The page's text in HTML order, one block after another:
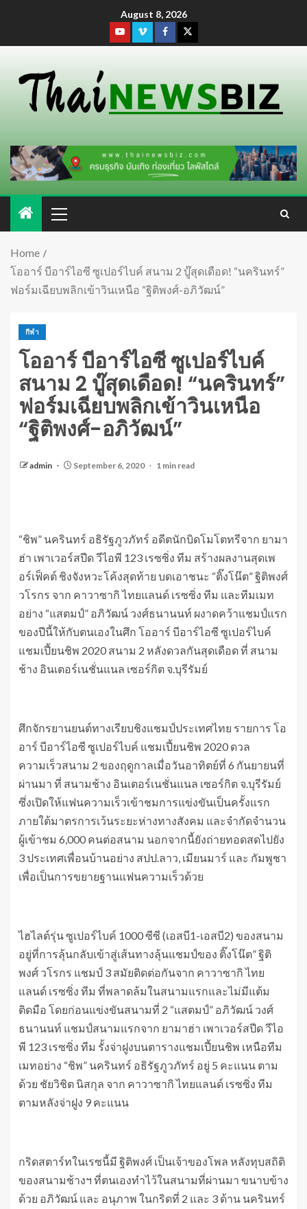
August 8, 2026
Home
โออาร์ บีอาร์ไอซี ซูเปอร์ไบค์ สนาม 2 บู๊สุดเดือด! “นครินทร์”
ฟอร์มเฉียบพลิกเข้าวินเหนือ “ฐิติพงศ์-อภิวัฒน์”
กีฬา
โออาร์ บีอาร์ไอซี ซูเปอร์ไบค์
สนาม 2 บู๊สุดเดือด! “นครินทร์”
ฟอร์มเฉียบพลิกเข้าวินเหนือ
“ฐิติพงศ์-อภิวัฒน์”
admin September 6, 2020 1 min read
“ชิพ” นครินทร์ อธิรัฐภูวภัทร์ อดีตนักบิดโมโตทรีจาก ยามา
ฮ่า เพาเวอร์สปีด วีไอพี 123 เรซซิ่ง ทีม สร้างผลงานสุดเพ
อร์เฟ็คต์ ชิงจังหวะโค้งสุดท้าย บดเอาชนะ “ติ๊งโน๊ต” ฐิติพงศ์
วโรกร จาก คาวาซากิ ไทยแลนด์ เรซซิ่ง ทีม และทีมเมท
อย่าง “แสตมป์” อภิวัฒน์ วงศ์ธนานนท์ ผงาดคว้าแชมป์แรก
ของปีนี้ให้กับตนเองในศึก โออาร์ บีอาร์ไอซี ซูเปอร์ไบค์
แชมเปี้ยนชิพ 2020 สนาม 2 หลังดวลกันสุดเดือด ที่ สนาม
ช้าง อินเตอร์เนชั่นแนล เซอร์กิต จ.บุรีรัมย์
ศึกจักรยานยนต์ทางเรียบชิงแชมป์ประเทศไทย รายการ โอ
อาร์ บีอาร์ไอซี ซูเปอร์ไบค์ แชมเปี้ยนชิพ 2020 ดวล
ความเร็วสนาม 2 ของฤดูกาลเมื่อวันอาทิตย์ที่ 6 กันยายนที่
ผ่านมา ที่ สนามช้าง อินเตอร์เนชั่นแนล เซอร์กิต จ.บุรีรัมย์
ซึ่งเปิดให้แฟนความเร็วเข้าชมการแข่งขันเป็นครั้งแรก
ภายใต้มาตรการเว้นระยะห่างทางสังคม และจำกัดจำนวน
ผู้เข้าชม 6,000 คนต่อสนาม นอกจากนี้ยังถ่ายทอดสดไปยัง
3 ประเทศเพื่อนบ้านอย่าง สปป.ลาว, เมียนมาร์ และ กัมพูชา
เพื่อเป็นการขยายฐานแฟนความเร็วด้วย
ไฮไลต์รุ่น ซูเปอร์ไบค์ 1000 ซีซี (เอสบี1-เอสบี2) ของสนาม
อยู่ที่การลุ้นกลับเข้าสู่เส้นทางลุ้นแชมป์ของ ติ๊งโน๊ต” ฐิติ
พงศ์ วโรกร แชมป์ 3 สมัยติดต่อกันจาก คาวาซากิ ไทย
แลนด์ เรซซิ่ง ทีม ที่พลาดล้มในสนามแรกและไม่มีแต้ม
ติดมือ โดยก่อนแข่งขันสนามที่ 2 “แสตมป์” อภิวัฒน์ วงศ์
ธนานนท์ แชมป์สนามแรกจาก ยามาฮ่า เพาเวอร์สปีด วีไอ
พี 123 เรซซิ่ง ทีม รั้งจ่าฝูงบนตารางแชมเปี้ยนชิพ เหนือทีม
เมทอย่าง “ชิพ” นครินทร์ อธิรัฐภูวภัทร์ อยู่ 5 คะแนน ตาม
ด้วย ชัยวิชิต นิสกุล จาก คาวาซากิ ไทยแลนด์ เรซซิ่ง ทีม
ตามหลังจ่าฝูง 9 คะแนน
กริดสตาร์ทในเรซนี้มี ฐิติพงศ์ เป็นเจ้าของโพล หลังทุบสถิติ
ของสนามช้างฯ ที่ตนเองทำไว้ในสนามที่ผ่านมา ขนาบข้าง
ด้วย อภิวัฒน์ และ อนุภาพ ในกริดที่ 2 และ 3 ด้าน นครินทร์